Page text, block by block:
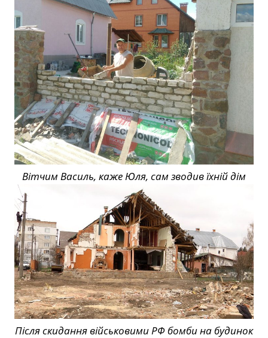
Вітчим Василь, каже Юля, сам зводив їхній дім
Після скидання військовими РФ бомби на будинок